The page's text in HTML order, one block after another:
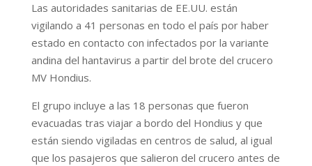
Las autoridades sanitarias de EE.UU. están
vigilando a 41 personas en todo el país por haber
estado en contacto con infectados por la variante
andina del hantavirus a partir del brote del crucero
MV Hondius.
El grupo incluye a las 18 personas que fueron
evacuadas tras viajar a bordo del Hondius y que
están siendo vigiladas en centros de salud, al igual
que los pasajeros que salieron del crucero antes de